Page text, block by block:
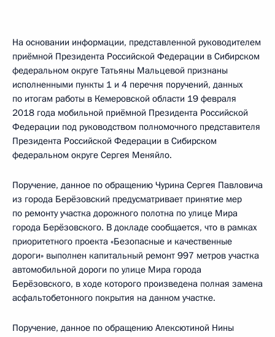
На основании информации, представленной руководителем
приёмной Президента Российской Федерации в Сибирском
федеральном округе Татьяны Мальцевой признаны
исполненными пункты 1 и 4 перечня поручений, данных
по итогам работы в Кемеровской области 19 февраля
2018 года мобильной приёмной Президента Российской
Федерации под руководством полномочного представителя
Президента Российской Федерации в Сибирском
федеральном округе Сергея Меняйло.
Поручение, данное по обращению Чурина Сергея Павловича
из города Берёзовский предусматривает принятие мер
по ремонту участка дорожного полотна по улице Мира
города Берёзовского. В докладе сообщается, что в рамках
приоритетного проекта «Безопасные и качественные
дороги» выполнен капитальный ремонт 997 метров участка
автомобильной дороги по улице Мира города
Берёзовского, в ходе которого произведена полная замена
асфальтобетонного покрытия на данном участке.
Поручение, данное по обращению Алексютиной Нины